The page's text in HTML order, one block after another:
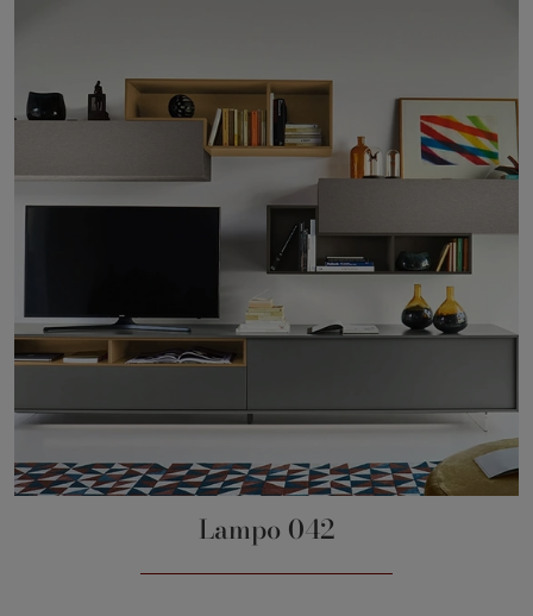
Lampo 042